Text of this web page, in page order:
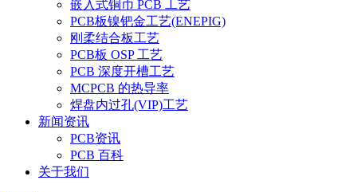
嵌入式铜币 PCB 工艺
PCB板镍钯金工艺(ENEPIG)
刚柔结合板工艺
PCB板 OSP 工艺
PCB 深度开槽工艺
MCPCB 的热导率
焊盘内过孔(VIP)工艺
新闻资讯
PCB资讯
PCB 百科
关于我们